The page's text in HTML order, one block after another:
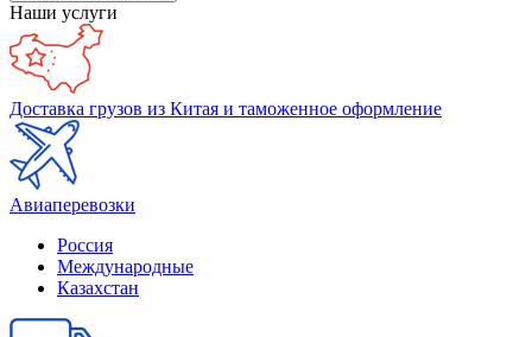
Наши услуги
Доставка грузов из Китая и таможенное оформление
Авиаперевозки
Россия
Международные
Казахстан